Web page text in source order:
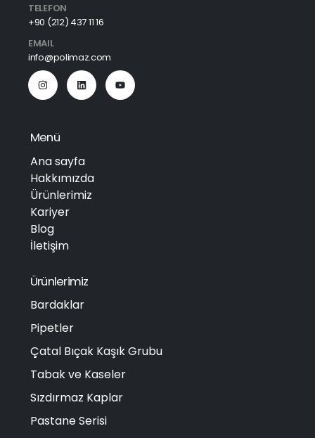
TELEFON
+90 (212) 437 11 16
EMAIL
info@polimaz.com
Menü
Ana sayfa
Hakkımızda
Ürünlerimiz
Kariyer
Blog
İletişim
Ürünlerimiz
Bardaklar
Pipetler
Çatal Bıçak Kaşık Grubu
Tabak ve Kaseler
Sızdırmaz Kaplar
Pastane Serisi